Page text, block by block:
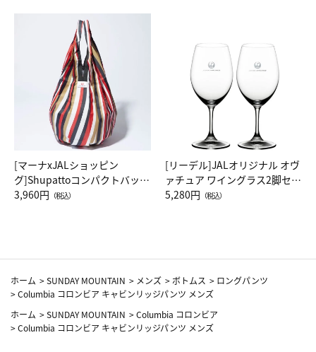
[マーナxJALショッピン
グ]Shupattoコンパクトバッグ
Drop JAL客室乗務員（LC）ス
3,960円 （税込）
[リーデル]JALオリジナル オヴ
ァチュア ワイングラス2脚セッ
ト（レッドワイン）
5,280円 （税込）
ホーム >SUNDAY MOUNTAIN > メンズ > ボトムス > ロングパンツ
>Columbia コロンビア キャビンリッジパンツ メンズ
ホーム >SUNDAY MOUNTAIN >Columbia コロンビア
>Columbia コロンビア キャビンリッジパンツ メンズ